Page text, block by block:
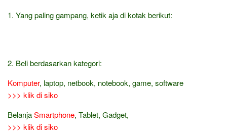
1. Yang paling gampang, ketik aja di kotak berikut:
2. Beli berdasarkan kategori:
Komputer, laptop, netbook, notebook, game, software
>>> klik di siko
BelanjaSmartphone, Tablet, Gadget,
>>> klik di siko